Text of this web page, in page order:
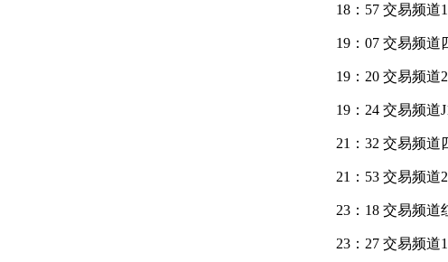
18：57 交易频道
19：07 交易频道
19：20 交易频道
19：24 交易频道
21：32 交易频道
21：53 交易频道
23：18 交易频道
23：27 交易频道